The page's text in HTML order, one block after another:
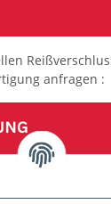
anfragen :
je Länge und Farbe)